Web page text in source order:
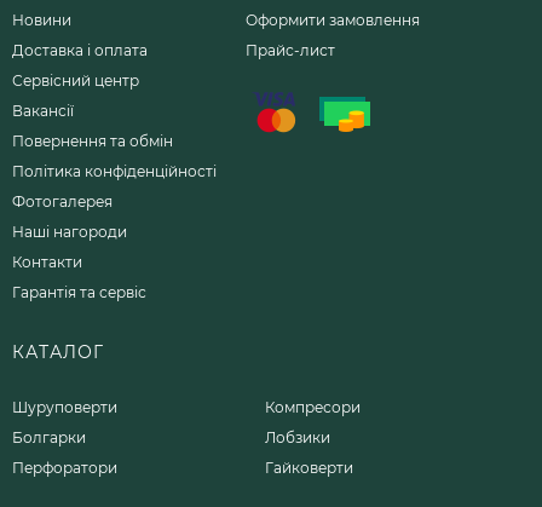
Новини
Доставка і оплата
Сервісний центр
Вакансії
Повернення та обмін
Політика конфіденційності
Фотогалерея
Наші нагороди
Контакти
Гарантія та сервіс
Оформити замовлення
Прайс-лист
КАТАЛОГ
Шуруповерти
Болгарки
Перфоратори
Компресори
Лобзики
Гайковерти